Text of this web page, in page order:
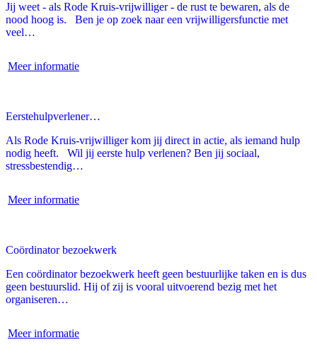
Jij weet - als Rode Kruis-vrijwilliger - de rust te bewaren, als de
nood hoog is. Ben je op zoek naar een vrijwilligersfunctie met
veel…
Meer informatie
Eerstehulpverlener…
Als Rode Kruis-vrijwilliger kom jij direct in actie, als iemand hulp
nodig heeft. Wil jij eerste hulp verlenen? Ben jij sociaal,
stressbestendig…
Meer informatie
Coördinator bezoekwerk
Een coördinator bezoekwerk heeft geen bestuurlijke taken en is dus
geen bestuurslid. Hij of zij is vooral uitvoerend bezig met het
organiseren…
Meer informatie